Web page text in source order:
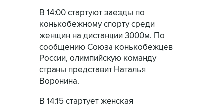
В 14:00 стартуют заезды по
конькобежному спорту среди
женщин на дистанции 3000м. По
сообщению Союза конькобежцев
России, олимпийскую команду
страны представит Наталья
Воронина.
В 14:15 стартует женская